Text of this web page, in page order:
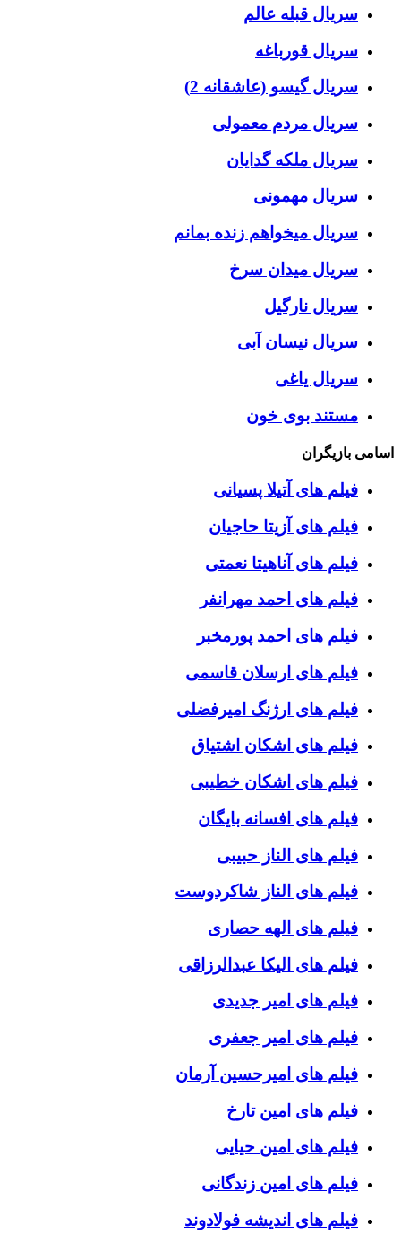
سریال قبله عالم
سریال قورباغه
سریال گیسو (عاشقانه 2)
سریال مردم معمولی
سریال ملکه گدایان
سریال مهمونی
سریال میخواهم زنده بمانم
سریال میدان سرخ
سریال نارگیل
سریال نیسان آبی
سریال یاغی
مستند بوی خون
اسامی بازیگران
فیلم های آتیلا پسیانی
فیلم های آزیتا حاجیان
فیلم های آناهیتا نعمتی
فیلم های احمد مهرانفر
فیلم های احمد پورمخبر
فیلم های ارسلان قاسمی
فیلم های ارژنگ امیرفضلی
فیلم های اشکان اشتیاق
فیلم های اشکان خطیبی
فیلم های افسانه بایگان
فیلم های الناز حبیبی
فیلم های الناز شاکردوست
فیلم های الهه حصاری
فیلم های الیکا عبدالرزاقی
فیلم های امیر جدیدی
فیلم های امیر جعفری
فیلم های امیرحسین آرمان
فیلم های امین تارخ
فیلم های امین حیایی
فیلم های امین زندگانی
فیلم های اندیشه فولادوند